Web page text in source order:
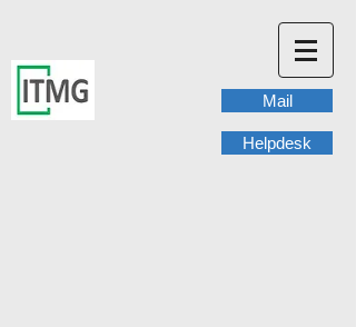
Mail
Helpdesk